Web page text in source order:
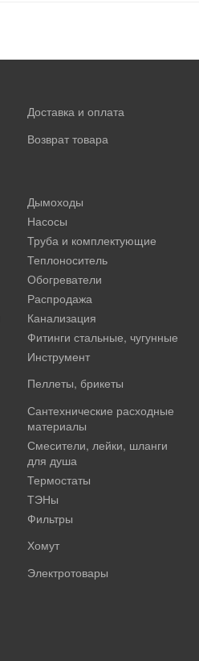
Доставка и оплата
Возврат товара
Дымоходы
Насосы
Труба и комплектующие
Теплоноситель
Обогреватели
Распродажа
Канализация
Фитинги стальные, чугунные
Инструмент
Пеллеты, брикеты
Сантехнические расходные
материалы
Смесители, лейки, шланги
для душа
Термостаты
ТЭНы
Фильтры
Хомут
Электротовары